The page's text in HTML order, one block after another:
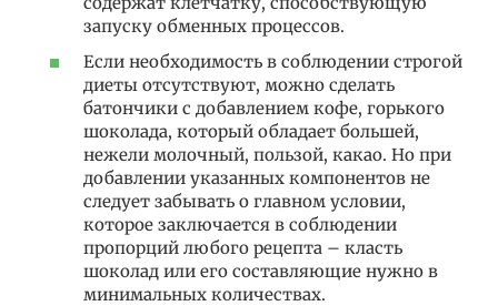
запуску обменных процессов.
Если необходимость в соблюдении строгой
диеты отсутствуют, можно сделать
батончики с добавлением кофе, горького
шоколада, который обладает большей,
нежели молочный, пользой, какао. Но при
добавлении указанных компонентов не
следует забывать о главном условии,
которое заключается в соблюдении
пропорций любого рецепта – класть
шоколад или его составляющие нужно в
минимальных количествах.